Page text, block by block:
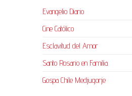
Evangelio Diario
Cine Católico
Esclavitud del Amor
Santo Rosario en Familia
Gospa Chile Medjugorje